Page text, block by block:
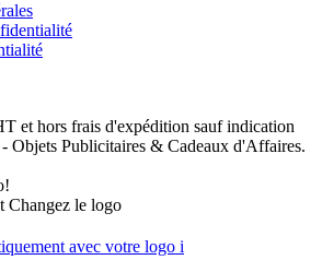
et hors frais d'expédition sauf indication
Publicitaires & Cadeaux d'Affaires.
Changez le logo
avec votre logo i